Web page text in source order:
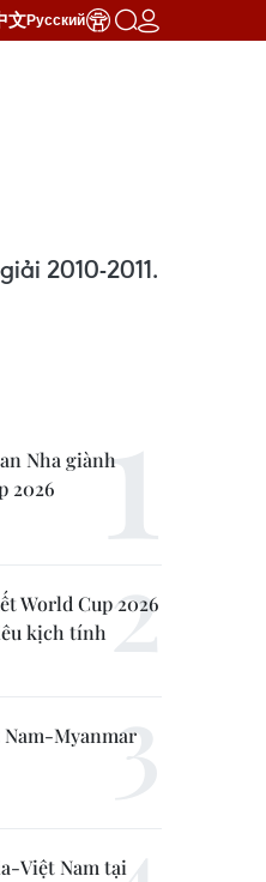
文Русский
2010-2011.
Nha giành
2026
World Cup 2026
kịch tính
Myanmar
Việt Nam tại